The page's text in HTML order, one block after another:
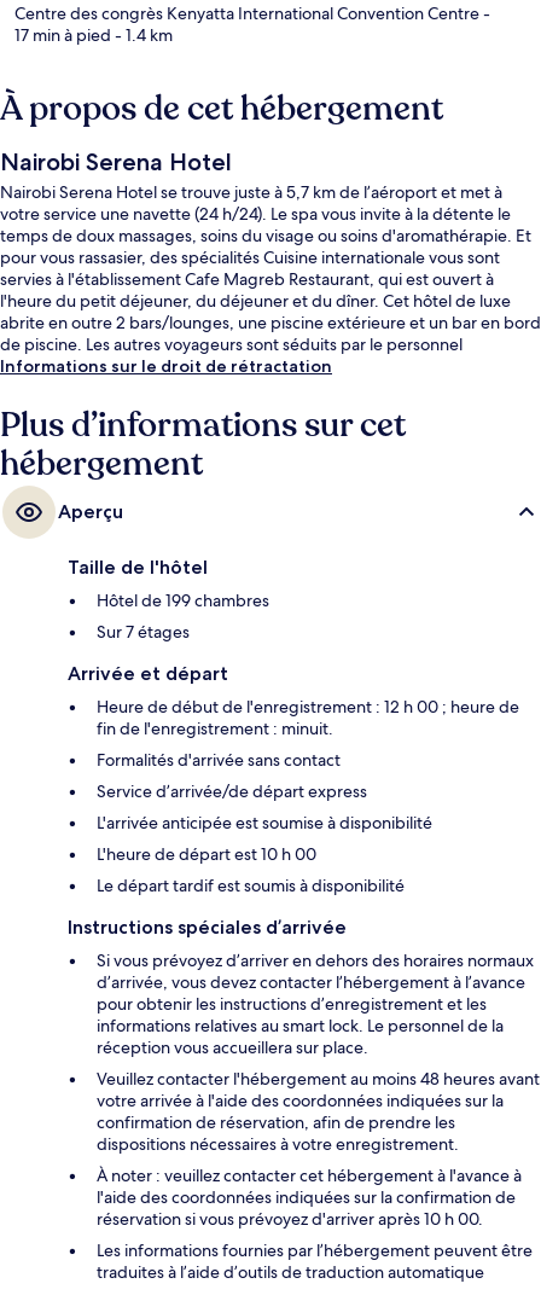
Centre des congrès Kenyatta International Convention Centre-
17 min à pied - 1.4 km
À propos de cet hébergement
Nairobi Serena Hotel
Nairobi Serena Hotel se trouve juste à 5,7 km de l’aéroport et met à
votre service une navette (24 h/24). Le spa vous invite à la détente le
temps de doux massages, soins du visage ou soins d'aromathérapie. Et
pour vous rassasier, des spécialités Cuisine internationale vous sont
servies à l'établissement Cafe Magreb Restaurant, qui est ouvert à
l'heure du petit déjeuner, du déjeuner et du dîner. Cet hôtel de luxe
abrite en outre 2 bars/lounges, une piscine extérieure et un bar en bord
de piscine. Les autres voyageurs sont séduits par le personnel
attentionné et la présentation générale.
Informations sur le droit de rétractation
Plus d’informations sur cet
hébergement
Aperçu
Taille de l'hôtel
Hôtel de 199 chambres
Sur 7 étages
Arrivée et départ
Heure de début de l'enregistrement : 12 h 00 ; heure de
fin de l'enregistrement : minuit.
Formalités d'arrivée sans contact
Service d’arrivée/de départ express
L'arrivée anticipée est soumise à disponibilité
L'heure de départ est 10 h 00
Le départ tardif est soumis à disponibilité
Instructions spéciales d’arrivée
Si vous prévoyez d’arriver en dehors des horaires normaux
d’arrivée, vous devez contacter l’hébergement à l’avance
pour obtenir les instructions d’enregistrement et les
informations relatives au smart lock. Le personnel de la
réception vous accueillera sur place.
Veuillez contacter l'hébergement au moins 48 heures avant
votre arrivée à l'aide des coordonnées indiquées sur la
confirmation de réservation, afin de prendre les
dispositions nécessaires à votre enregistrement.
À noter : veuillez contacter cet hébergement à l'avance à
l'aide des coordonnées indiquées sur la confirmation de
réservation si vous prévoyez d'arriver après 10 h 00.
Les informations fournies par l’hébergement peuvent être
traduites à l’aide d’outils de traduction automatique